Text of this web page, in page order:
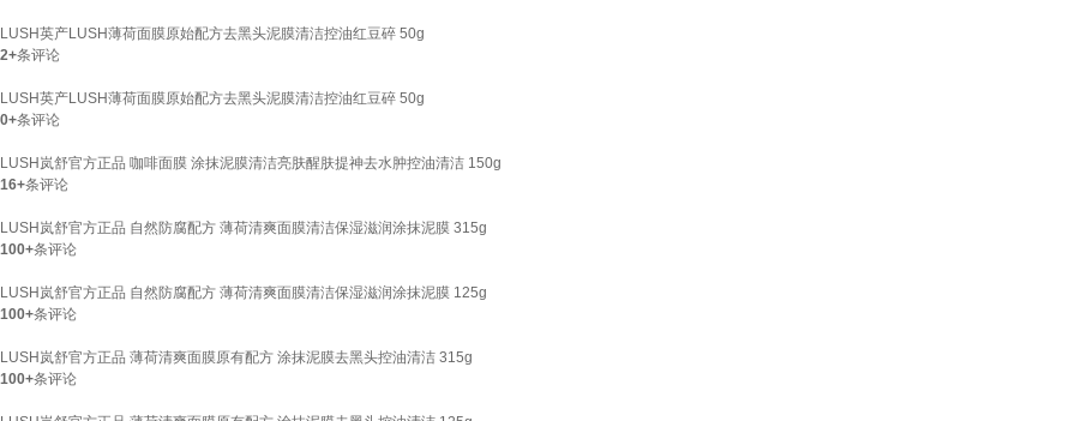
LUSH英产LUSH薄荷面膜原始配方去黑头泥膜清洁控油红豆碎 50g
2+条评论
LUSH英产LUSH薄荷面膜原始配方去黑头泥膜清洁控油红豆碎 50g
0+条评论
LUSH岚舒官方正品 咖啡面膜 涂抹泥膜清洁亮肤醒肤提神去水肿控油清洁 150g
16+条评论
LUSH岚舒官方正品 自然防腐配方 薄荷清爽面膜清洁保湿滋润涂抹泥膜 315g
100+条评论
LUSH岚舒官方正品 自然防腐配方 薄荷清爽面膜清洁保湿滋润涂抹泥膜 125g
100+条评论
LUSH岚舒官方正品 薄荷清爽面膜原有配方 涂抹泥膜去黑头控油清洁 315g
100+条评论